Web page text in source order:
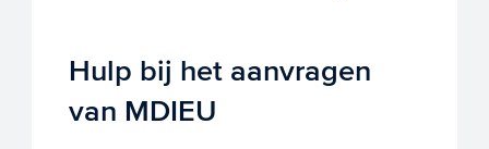
Hulp bij het aanvragen
van MDIEU